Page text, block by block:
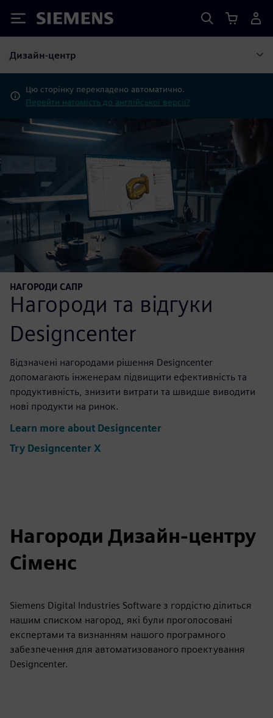
Siemens
Дизайн-центр
Цю сторінку перекладено автоматично.
Перейти натомість до англійської версії?
НАГОРОДИ САПР
Нагороди та відгуки
Designcenter
Відзначені нагородами рішення Designcenter
допомагають інженерам підвищити ефективність та
продуктивність, знизити витрати та швидше виводити
нові продукти на ринок.
Learn more about Designcenter
Try Designcenter X
Нагороди Дизайн-центру
Сіменс
Siemens Digital Industries Software з гордістю ділиться
нашим списком нагород, які були проголосовані
експертами та визнанням нашого програмного
забезпечення для автоматизованого проектування
Designcenter.